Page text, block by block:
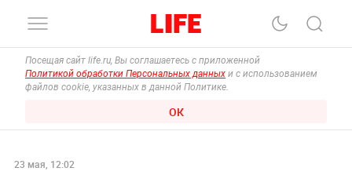
Посещая сайт life.ru, Вы соглашаетесь с приложенной
Политикой обработки Персональных данных и с использованием
файлов cookie, указанных в данной Политике.
ОК
23 мая, 12:02